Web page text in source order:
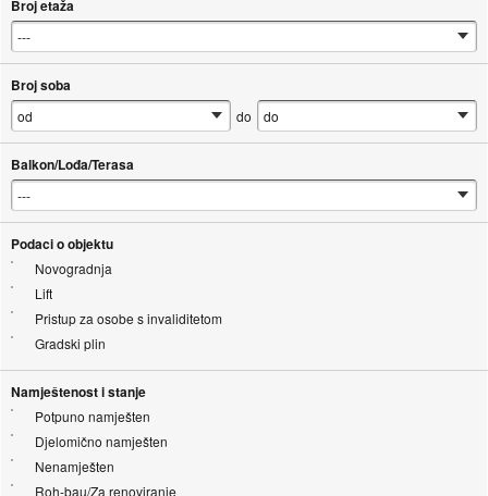
Broj etaža
Broj soba
do
Balkon/Lođa/Terasa
Podaci o objektu
Novogradnja
Lift
Pristup za osobe s invaliditetom
Gradski plin
Namještenost i stanje
Potpuno namješten
Djelomično namješten
Nenamješten
Roh-bau/Za renoviranje